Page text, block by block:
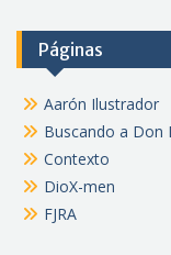
Páginas
Aarón Ilustrador
Buscando a Don
Contexto
DioX-men
FJRA